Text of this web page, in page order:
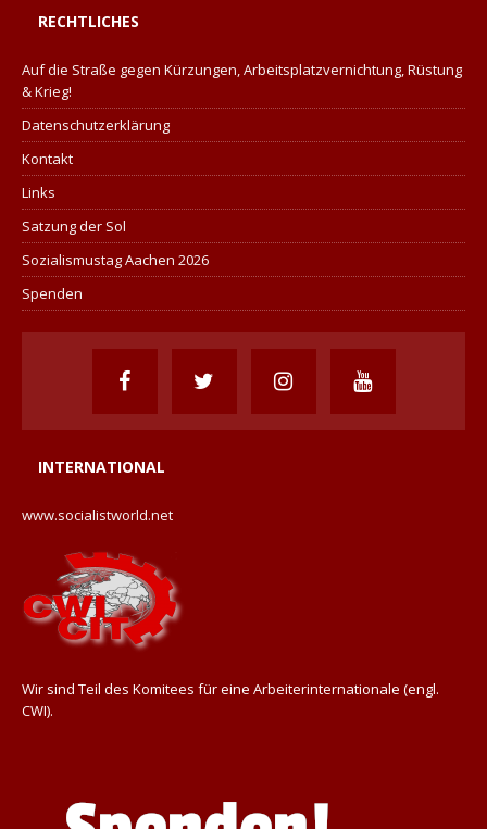
RECHTLICHES
Auf die Straße gegen Kürzungen, Arbeitsplatzvernichtung, Rüstung
& Krieg!
Datenschutzerklärung
Kontakt
Links
Satzung der Sol
Sozialismustag Aachen 2026
Spenden
INTERNATIONAL
www.socialistworld.net
Wir sind Teil des Komitees für eine Arbeiterinternationale (engl.
CWI).